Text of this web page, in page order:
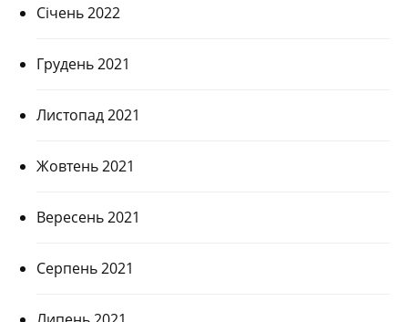
Січень 2022
Грудень 2021
Листопад 2021
Жовтень 2021
Вересень 2021
Серпень 2021